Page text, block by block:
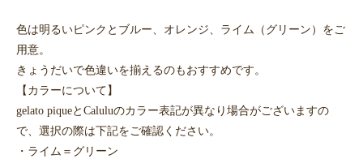
色は明るいピンクとブルー、オレンジ、ライム（グリーン）をご
用意。
きょうだいで色違いを揃えるのもおすすめです。
【カラーについて】
gelato piqueとCaluluのカラー表記が異なり場合がございますの
で、選択の際は下記をご確認ください。
・ライム＝グリーン